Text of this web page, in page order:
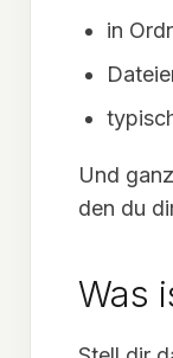
in
Und
den du
Was